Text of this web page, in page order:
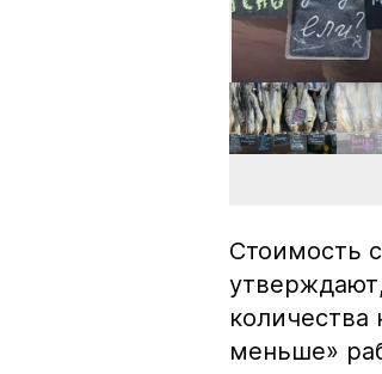
Стоимость
меньше»